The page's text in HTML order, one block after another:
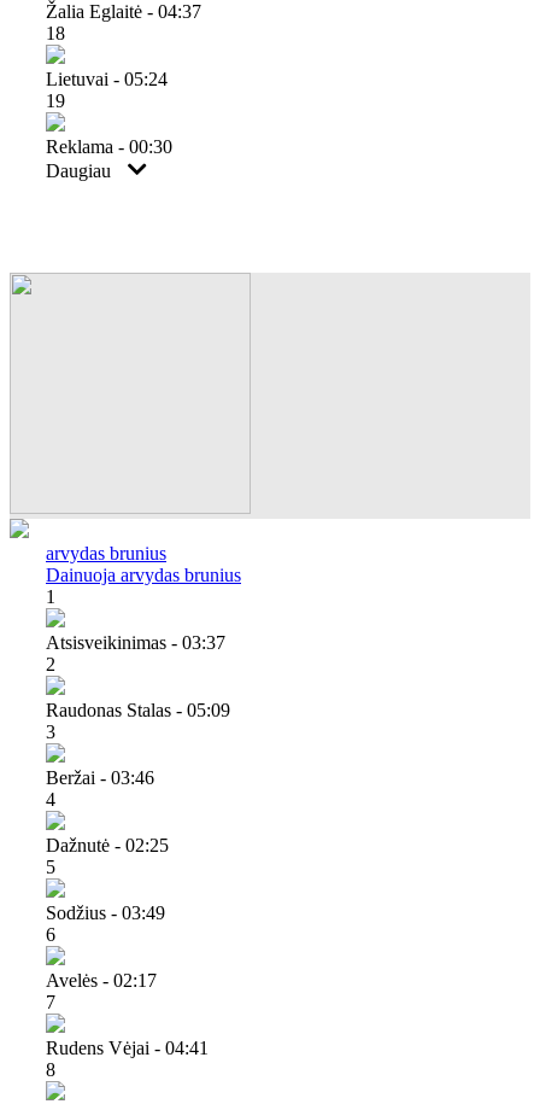
Žalia Eglaitė - 04:37
18
Lietuvai - 05:24
19
Reklama - 00:30
Daugiau
arvydas brunius
Dainuoja arvydas brunius
1
Atsisveikinimas - 03:37
2
Raudonas Stalas - 05:09
3
Beržai - 03:46
4
Dažnutė - 02:25
5
Sodžius - 03:49
6
Avelės - 02:17
7
Rudens Vėjai - 04:41
8